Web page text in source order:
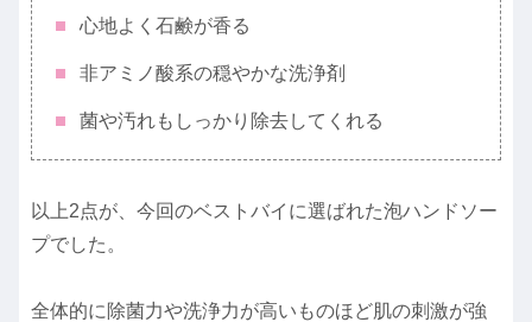
心地よく石鹸が香る
非アミノ酸系の穏やかな洗浄剤
菌や汚れもしっかり除去してくれる
以上2点が、今回のベストバイに選ばれた泡ハンドソー
プでした。
全体的に除菌力や洗浄力が高いものほど肌の刺激が強